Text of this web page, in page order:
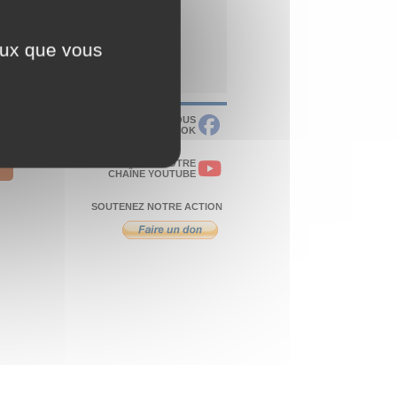
RETROUVEZ-NOUS
SUR FACEBOOK
VISITEZ NOTRE
CHAÎNE YOUTUBE
SOUTENEZ NOTRE ACTION
que vous